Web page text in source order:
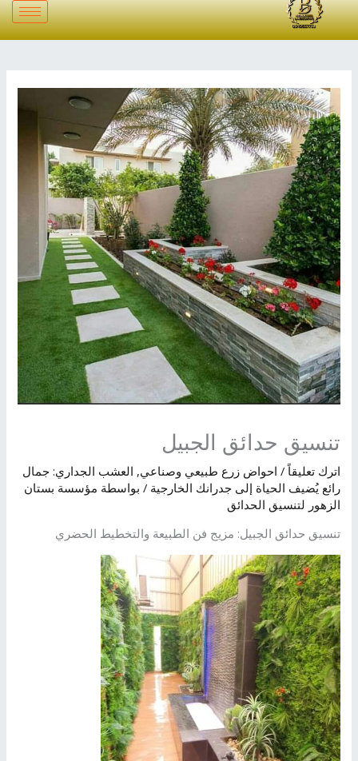
تخطي
إلى
المحتوى
تنسيق حدائق الجبيل
اترك تعليقاً / احواض زرع طبيعي وصناعي, العشب الجداري: جمال
رائع يُضيف الحياة إلى جدرانك الخارجية / بواسطة مؤسسة بستان
الزهور لتنسيق الحدائق
تنسيق حدائق الجبيل: مزيج فن الطبيعة والتخطيط الحضري